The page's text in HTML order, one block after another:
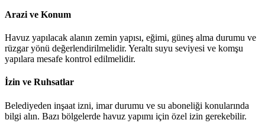
Arazi ve Konum
Havuz yapılacak alanın zemin yapısı, eğimi, güneş alma durumu ve
rüzgar yönü değerlendirilmelidir. Yeraltı suyu seviyesi ve komşu
yapılara mesafe kontrol edilmelidir.
İzin ve Ruhsatlar
Belediyeden inşaat izni, imar durumu ve su aboneliği konularında
bilgi alın. Bazı bölgelerde havuz yapımı için özel izin gerekebilir.